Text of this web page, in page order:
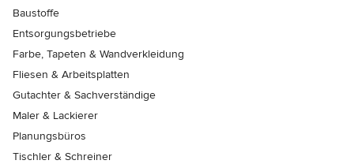
Baustoffe
Entsorgungsbetriebe
Farbe, Tapeten & Wandverkleidung
Fliesen & Arbeitsplatten
Gutachter & Sachverständige
Maler & Lackierer
Planungsbüros
Tischler & Schreiner